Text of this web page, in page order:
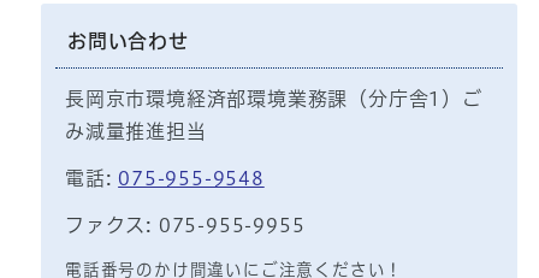
お問い合わせ
長岡京市環境経済部環境業務課（分庁舎1）ご
み減量推進担当
電話: 075-955-9548
ファクス: 075-955-9955
電話番号のかけ間違いにご注意ください！